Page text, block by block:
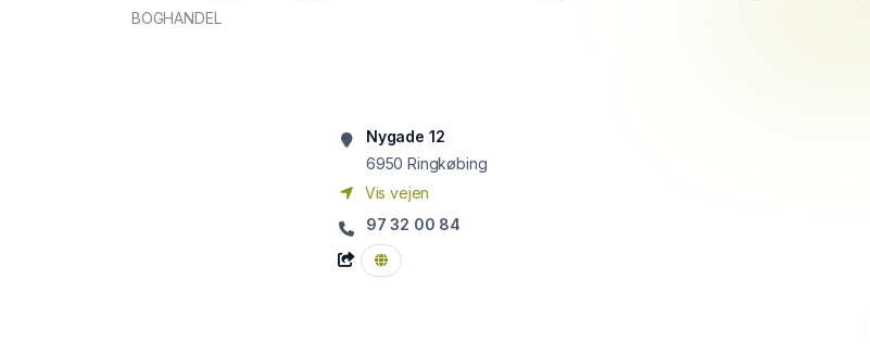
BOGHANDEL
Nygade 12
6950 Ringkøbing
Vis vejen
97 32 00 84